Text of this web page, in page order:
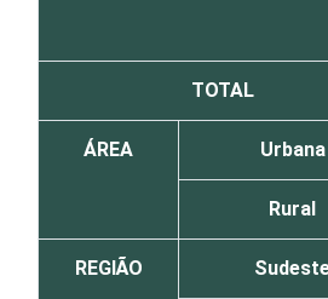
TOTAL
ÁREA Urbana
Rural
REGIÃO